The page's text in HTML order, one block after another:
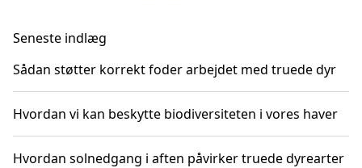
Seneste indlæg
Sådan støtter korrekt foder arbejdet med truede dyr
Hvordan vi kan beskytte biodiversiteten i vores haver
Hvordan solnedgang i aften påvirker truede dyrearter